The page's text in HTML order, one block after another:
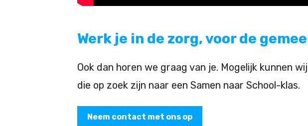
Werk je in de zorg, voor de
Ook dan horen we graag van je. Mogelijk kunnen
die op zoek zijn naar een Samen naar School-klas.
Neem contact met ons op